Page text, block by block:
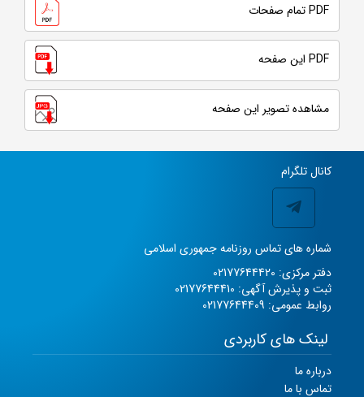
PDF تمام صفحات
PDF این صفحه
مشاهده تصویر این صفحه
کانال تلگرام
شماره های تماس روزنامه جمهوری اسلامی
دفتر مرکزی: 02177644420
ثبت و پذیرش آگهی: 02177644410
روابط عمومی: 02177644409
لینک های کاربردی
درباره ما
تماس با ما